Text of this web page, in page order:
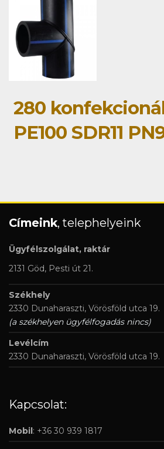
280
PE100 SDR11
Címeink, telephelyeink
Ügyfélszolgálat, raktár
2131 Göd, Pesti út 21.
Székhely
2330 Dunaharaszti, Vörösföld utca 19.
(a székhelyen ügyfélfogadás nincs)
Levélcím
2330 Dunaharaszti, Vörösföld utca 19.
Kapcsolat:
Mobil : +36 30 939 1817